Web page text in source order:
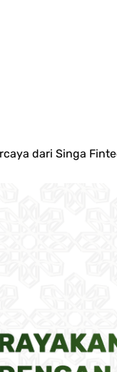
dari Singa